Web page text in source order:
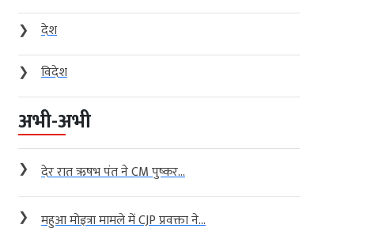
❯
देश
❯
विदेश
अभी-अभी
❯ देर रात ऋषभ पंत ने CM पुष्कर...
❯ महुआ मोइत्रा मामले में CJP प्रवक्ता ने...